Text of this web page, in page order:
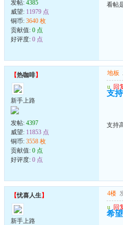
发帖: 4385
威望: 11979 点
铜币: 3640 枚
贡献值: 0 点
好评度: 0 点
看帖
【热咖啡】
新手上路
发帖: 4397
威望: 11853 点
铜币: 3558 枚
贡献值: 0 点
好评度: 0 点
地板
u 回
支
支持
【忧喜人生】
新手上路
4楼
u 回
希